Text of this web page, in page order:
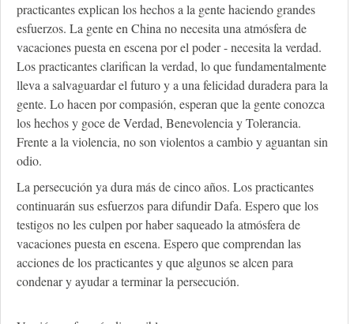
practicantes explican los hechos a la gente haciendo grandes
esfuerzos. La gente en China no necesita una atmósfera de
vacaciones puesta en escena por el poder - necesita la verdad.
Los practicantes clarifican la verdad, lo que fundamentalmente
lleva a salvaguardar el futuro y a una felicidad duradera para la
gente. Lo hacen por compasión, esperan que la gente conozca
los hechos y goce de Verdad, Benevolencia y Tolerancia.
Frente a la violencia, no son violentos a cambio y aguantan sin
odio.
La persecución ya dura más de cinco años. Los practicantes
continuarán sus esfuerzos para difundir Dafa. Espero que los
testigos no les culpen por haber saqueado la atmósfera de
vacaciones puesta en escena. Espero que comprendan las
acciones de los practicantes y que algunos se alcen para
condenar y ayudar a terminar la persecución.